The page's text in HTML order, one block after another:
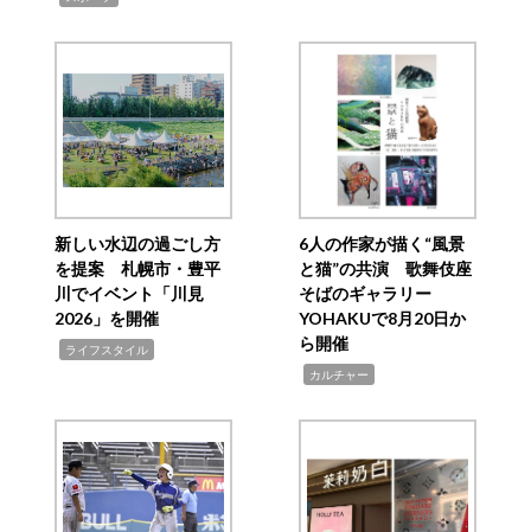
新しい水辺の過ごし方
を提案 札幌市・豊平
川でイベント「川見
2026」を開催
ライフスタイル
6人の作家が描く“風景
と猫”の共演 歌舞伎座
そばのギャラリー
YOHAKUで8月20日か
ら開催
カルチャー